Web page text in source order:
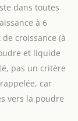
dans toutes
à 6
croissance (à
et liquide
pas un critère
car
vers la poudre